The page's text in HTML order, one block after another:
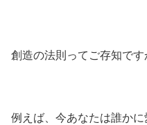
創造の法則ってご存知です
例えば、今あなたは誰かに